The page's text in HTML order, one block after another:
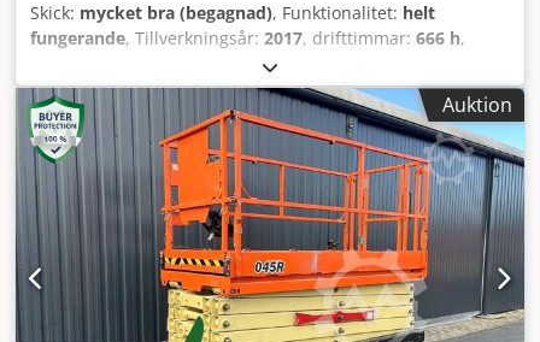
Skick: mycket bra (begagnad), Funktionalitet: helt
fungerande, Tillverkningsår: 2017, drifttimmar: 666 h,
B200045457
350 kg, arbets höjd:14 000 mm, Ingen lägsta pris –
garanterad försäljning till det högsta budet! TEKNISKA
DETALJER Arbetshöjd: 14 000 mm Lastkapacitet: 350 kg
Drifttimmar: 666 timmar MASKINDETALJER Batteri
Batterityp: Motive T1275 Plus Dsdpfx Aoznuzcodysck
Batterispänning: 12 V Batterikapacitet: 150 Ah (C20)
Batterikapacitet: 120 Ah (C5) Extern referens: SL16151SP
Auktion